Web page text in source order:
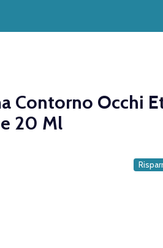
Contorno Occhi
20 Ml